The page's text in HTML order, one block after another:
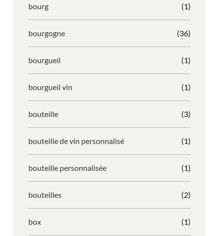
bourg (1)
bourgogne (36)
bourgueil (1)
bourgueil vin (1)
bouteille (3)
bouteille de vin personnalisé (1)
bouteille personnalisée (1)
bouteilles (2)
box (1)